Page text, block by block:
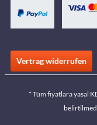
Vertrag widerrufen
* Tüm fiyatlara yasal